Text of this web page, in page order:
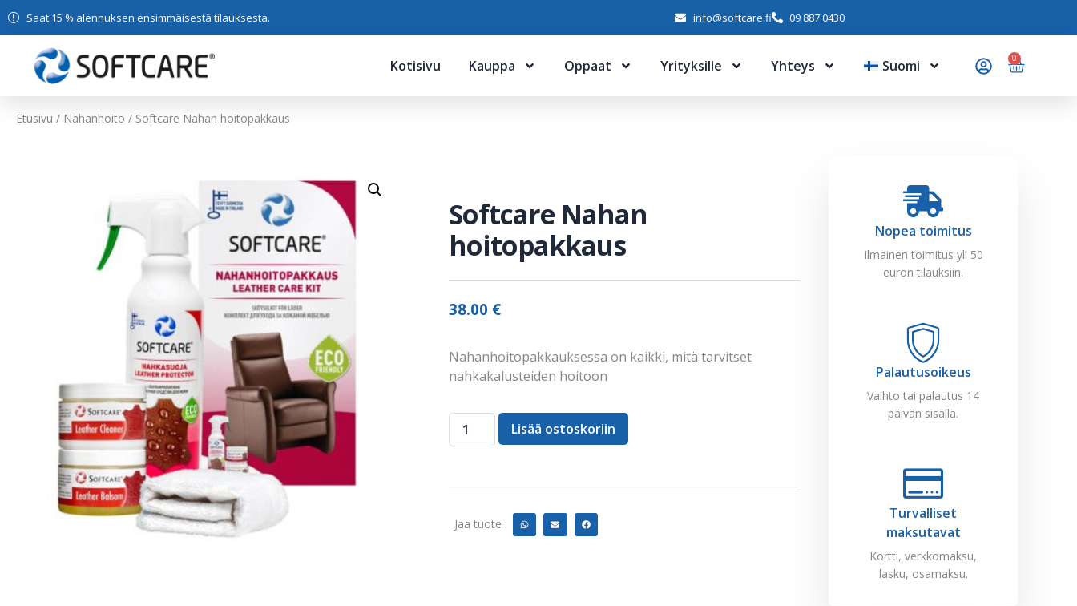
Saat 15 % alennuksen ensimmäisestä tilauksesta. info@softcare.fi 09 887 0430
Kotisivu Kauppa Oppaat Yrityksille Yhteys Suomi 0
Etusivu / Nahanhoito / Softcare Nahan hoitopakkaus
Softcare Nahan
hoitopakkaus
38.00 €
Nahanhoitopakkauksessa on kaikki, mitä tarvitset
nahkakalusteiden hoitoon
Lisää ostoskoriin
Jaa tuote :
Nopea toimitus
Ilmainen toimitus yli 50
euron tilauksiin.
Palautusoikeus
Vaihto tai palautus 14
päivän sisällä.
Turvalliset
maksutavat
Kortti, verkkomaksu,
lasku, osamaksu.